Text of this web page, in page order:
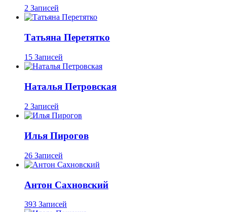
2 Записей
Татьяна Перетятко
15 Записей
Наталья Петровская
2 Записей
Илья Пирогов
26 Записей
Антон Сахновский
393 Записей